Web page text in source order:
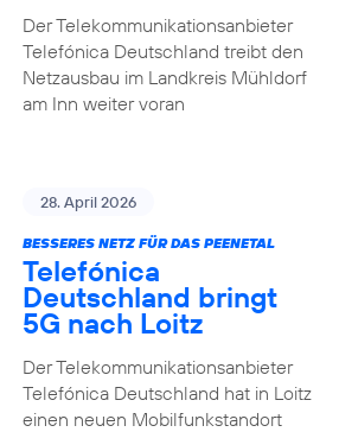
Der Telekommunikationsanbieter
Telefónica Deutschland treibt den
Netzausbau im Landkreis Mühldorf
am Inn weiter voran
28. April 2026
BESSERES NETZ FÜR DAS PEENETAL
Telefónica
Deutschland bringt
5G nach Loitz
Der Telekommunikationsanbieter
Telefónica Deutschland hat in Loitz
einen neuen Mobilfunkstandort